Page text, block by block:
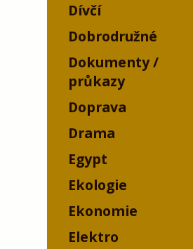
Dívčí
Dobrodružné
Dokumenty /
průkazy
Doprava
Drama
Egypt
Ekologie
Ekonomie
Elektro